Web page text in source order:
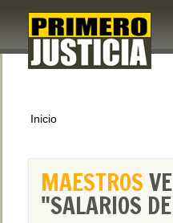
Inicio
MAESTROS
"SALARIOS